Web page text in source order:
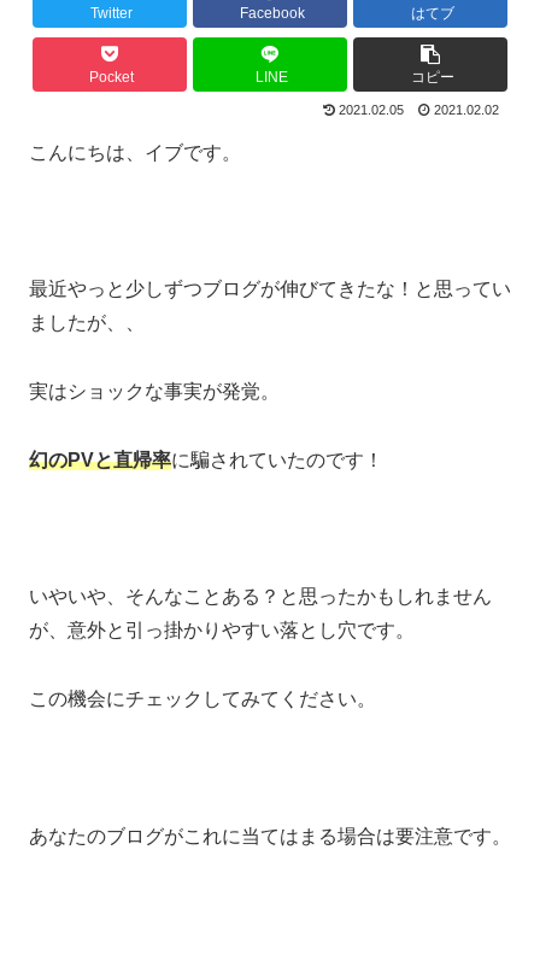
Twitter Facebook はてブ
Pocket LINE コピー
2021.02.05 2021.02.02
こんにちは、イブです。
最近やっと少しずつブログが伸びてきたな！と思ってい
ましたが、、
実はショックな事実が発覚。
幻のPVと直帰率に騙されていたのです！
いやいや、そんなことある？と思ったかもしれません
が、意外と引っ掛かりやすい落とし穴です。
この機会にチェックしてみてください。
あなたのブログがこれに当てはまる場合は要注意です。